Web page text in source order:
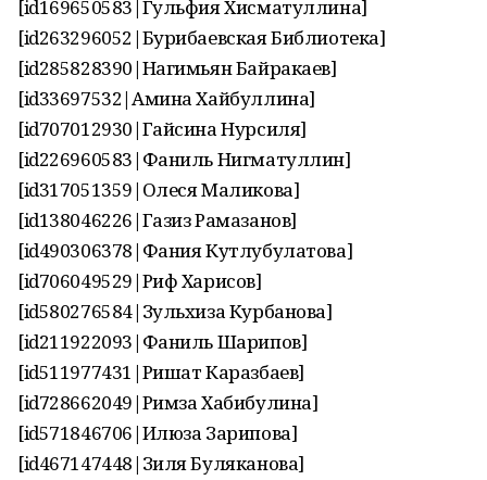
[id169650583|Гульфия Хисматуллина]
[id263296052|Бурибаевская Библиотека]
[id285828390|Нагимьян Байракаев]
[id33697532|Амина Хайбуллина]
[id707012930|Гайсина Нурсиля]
[id226960583|Фаниль Нигматуллин]
[id317051359|Олеся Маликова]
[id138046226|Газиз Рамазанов]
[id490306378|Фания Кутлубулатова]
[id706049529|Риф Харисов]
[id580276584|Зульхиза Курбанова]
[id211922093|Фаниль Шарипов]
[id511977431|Ришат Каразбаев]
[id728662049|Римза Хабибулина]
[id571846706|Илюза Зарипова]
[id467147448|Зиля Буляканова]